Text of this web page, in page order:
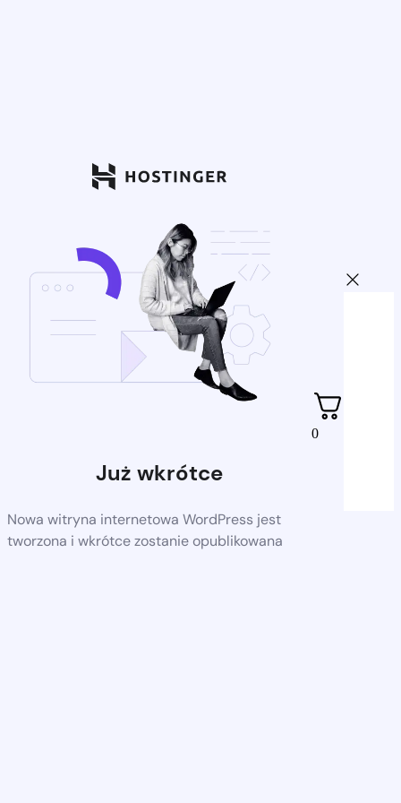
Już wkrótce
Nowa witryna internetowa WordPress jest
tworzona i wkrótce zostanie opublikowana
0